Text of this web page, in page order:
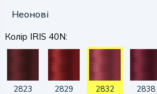
Неонові
Колір IRIS 40N:
2823 2829 2832 2838